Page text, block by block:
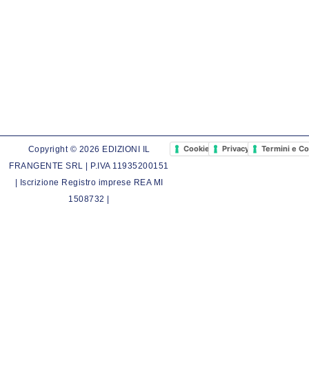
Copyright © 2026 EDIZIONI IL
FRANGENTE SRL | P.IVA 11935200151
| Iscrizione Registro imprese REA MI
1508732 |
Cookie PolicyPrivacy PolicyTermini e